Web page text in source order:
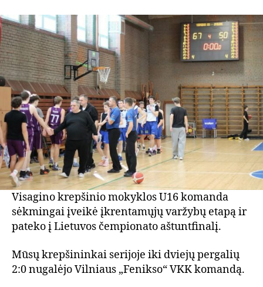
Visagino krepšinio mokyklos U16 komanda
sėkmingai įveikė įkrentamųjų varžybų etapą ir
pateko į Lietuvos čempionato aštuntfinalį.
Mūsų krepšininkai serijoje iki dviejų pergalių
2:0 nugalėjo Vilniaus „Fenikso“ VKK komandą.